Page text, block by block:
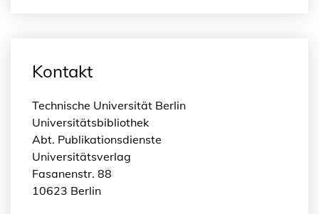
Kontakt
Technische Universität Berlin
Universitätsbibliothek
Abt. Publikationsdienste
Universitätsverlag
Fasanenstr. 88
10623 Berlin